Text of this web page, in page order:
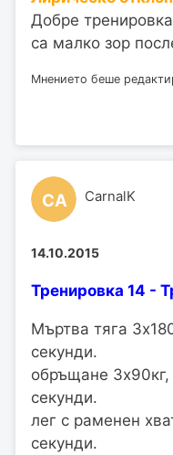
Добре
са малко зор
Мнението беше
CA CarnalK
14.10.2015
Тренировка 14 -
Мъртва тяга
секунди.
обръщане
секунди.
лег с раменен
секунди.